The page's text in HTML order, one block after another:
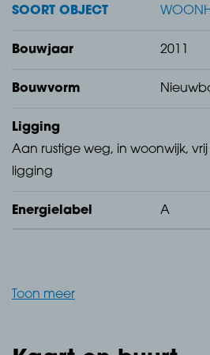
Begane grond
Entree, v.v. betonnen vloer
behangen wanden, Agnes
toilet met fontein, loopdeur naar
trapopgang naar de eerste
renovlies behangen wanden,
SOORT OBJECT
Bouwjaar 2011
Bouwvorm
Ligging
Aan rustige weg, in woonwijk,
ligging
Energielabel A
Toon meer